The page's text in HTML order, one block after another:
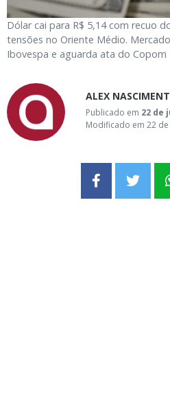
Dólar cai para R$ 5,14 com recuo
tensões no Oriente Médio.
Ibovespa e aguarda ata do
ALEX
Publicado em 22 de
Modificado em 22